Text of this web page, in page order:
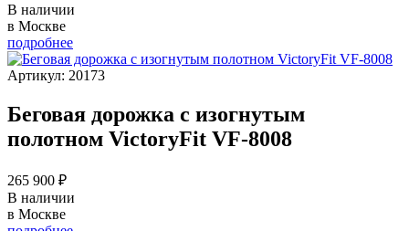
В наличии
в Москве
подробнее
Артикул: 20173
Беговая дорожка с изогнутым
полотном VictoryFit VF-8008
265 900 ₽
В наличии
в Москве